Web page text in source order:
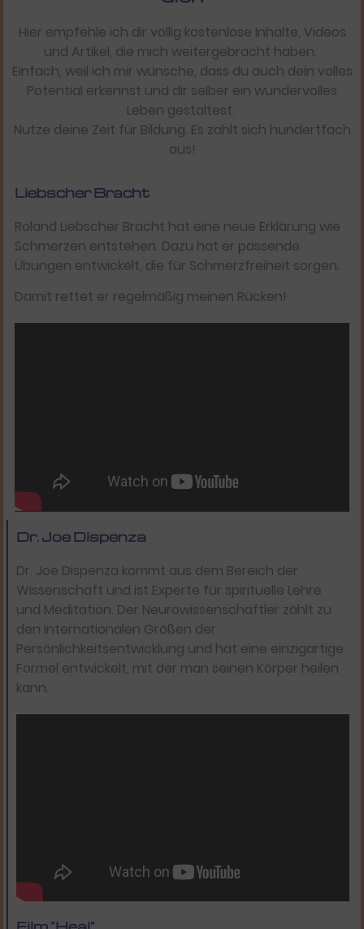
Hier empfehle ich dir völlig kostenlose Inhalte, Videos
und Artikel, die mich weitergebracht haben.
Einfach, weil ich mir wünsche, dass du auch dein volles
Potential erkennst und dir selber ein wundervolles
Leben gestaltest.
Nutze deine Zeit für Bildung. Es zahlt sich hundertfach
aus!
Liebscher Bracht
Roland Liebscher Bracht hat eine neue Erklärung wie
Schmerzen entstehen. Dazu hat er passende
Übungen entwickelt, die für Schmerzfreiheit sorgen.
Damit rettet er regelmäßig meinen Rücken!
Dr. Joe Dispenza
Dr. Joe Dispenza kommt aus dem Bereich der
Wissenschaft und ist Experte für spirituelle Lehre
und Meditation. Der Neurowissenschaftler zählt zu
den internationalen Größen der
Persönlichkeitsentwicklung und hat eine einzigartige
Formel entwickelt, mit der man seinen Körper heilen
kann.